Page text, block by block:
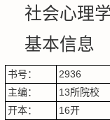
社会心理
基本信息
书号：
2936
主编：
13所院校
开本：
16开